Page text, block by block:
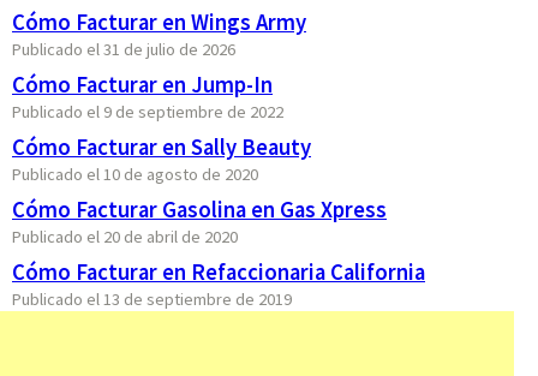
Cómo Facturar en Wings Army
Publicado el 31 de julio de 2026
Cómo Facturar en Jump-In
Publicado el 9 de septiembre de 2022
Cómo Facturar en Sally Beauty
Publicado el 10 de agosto de 2020
Cómo Facturar Gasolina en Gas Xpress
Publicado el 20 de abril de 2020
Cómo Facturar en Refaccionaria California
Publicado el 13 de septiembre de 2019